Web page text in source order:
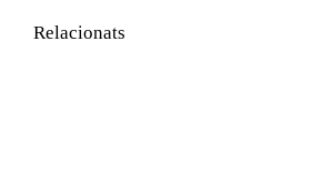
Relacionats